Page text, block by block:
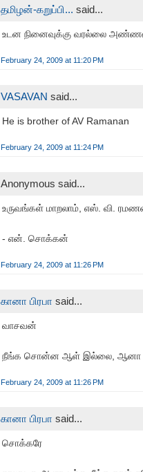
தமிழன்-கறுப்பி... said...
உடன நினைவுக்கு வரல்லை
February 24, 2009 at 11:20 PM
VASAVAN said...
He is brother of AV Ramanan
February 24, 2009 at 11:24 PM
Anonymous said...
உருவங்கள் மாறலாம், எஸ். வி.
- என். சொக்கன்
February 24, 2009 at 11:26 PM
கானா பிரபா said...
வாசவன்
நீங்க சொன்ன ஆள் இல்லை, ஆனா
February 24, 2009 at 11:26 PM
கானா பிரபா said...
சொக்கரே